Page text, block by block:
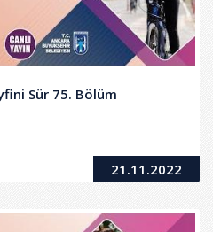
Sür 75. Bölüm
21.11.2022